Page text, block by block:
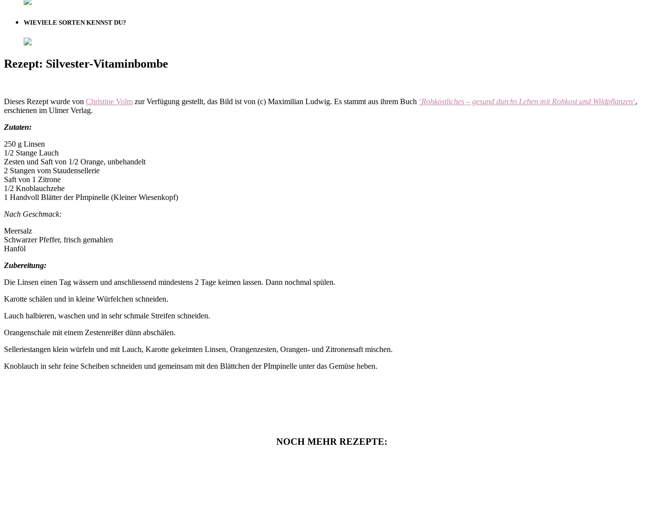
WIEVIELE SORTEN KENNST DU?
Rezept: Silvester-Vitaminbombe
Dieses Rezept wurde von Christine Volm zur Verfügung gestellt, das Bild ist von (c) Maximilian Ludwig. Es stammt aus ihrem Buch ‘Rohköstliches – gesund durchs Leben mit Rohkost und Wildpflanzen‘,
erschienen im Ulmer Verlag.
Zutaten:
250 g Linsen
1/2 Stange Lauch
Zesten und Saft von 1/2 Orange, unbehandelt
2 Stangen vom Staudensellerie
Saft von 1 Zitrone
1/2 Knoblauchzehe
1 Handvoll Blätter der PImpinelle (Kleiner Wiesenkopf)
Nach Geschmack:
Meersalz
Schwarzer Pfeffer, frisch gemahlen
Hanföl
Zubereitung:
Die Linsen einen Tag wässern und anschliessend mindestens 2 Tage keimen lassen. Dann nochmal spülen.
Karotte schälen und in kleine Würfelchen schneiden.
Lauch halbieren, waschen und in sehr schmale Streifen schneiden.
Orangenschale mit einem Zestenreißer dünn abschälen.
Selleriestangen klein würfeln und mit Lauch, Karotte gekeimten Linsen, Orangenzesten, Orangen- und Zitronensaft mischen.
Knoblauch in sehr feine Scheiben schneiden und gemeinsam mit den Blättchen der PImpinelle unter das Gemüse heben.
NOCH MEHR REZEPTE: